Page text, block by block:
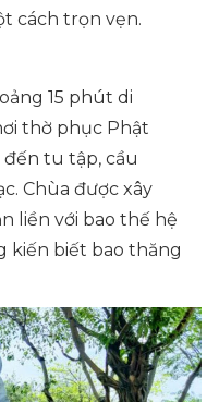
cách trọn vẹn.
15 phút di
thờ phục Phật
tu tập, cầu
Chùa được xây
liền với bao thế hệ
kiến biết bao thăng